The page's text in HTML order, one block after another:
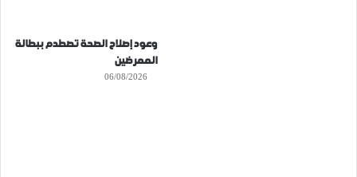
وعود إصلاح الصحة تصطدم ببطالة
الممرضين
06/08/2026